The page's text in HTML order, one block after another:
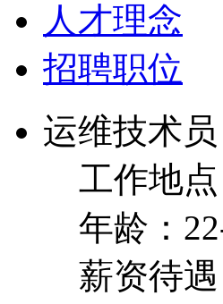
人才理念
招聘职位
运维技术员
工作地
年龄：
薪资待